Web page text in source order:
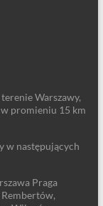
Warszawy,
promieniu 15 km
w następujących
Praga
Rembertów,